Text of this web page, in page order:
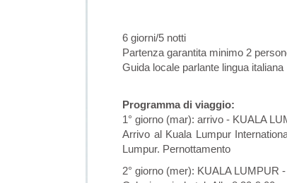
6 giorni/5 notti
Partenza garantita minimo 2
Guida locale parlante lingua italiana
Programma di viaggio:
1° giorno (mar): arrivo - KUALA
Arrivo al Kuala Lumpur
Lumpur. Pernottamento
2° giorno (mer): KUALA LUMPUR